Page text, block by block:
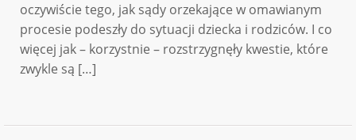
oczywiście tego, jak sądy orzekające w omawianym
procesie podeszły do sytuacji dziecka i rodziców. I co
więcej jak – korzystnie – rozstrzygnęły kwestie, które
zwykle są […]